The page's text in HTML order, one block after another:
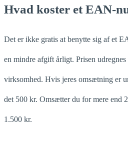
Hvad koster et EAN-
Det er ikke gratis at benytte sig af et
en mindre afgift årligt. Prisen
virksomhed. Hvis jeres omsætning er
det 500 kr. Omsætter du for mere end
1.500 kr.